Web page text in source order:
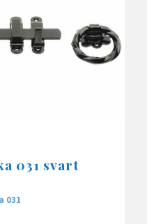
031 svart
031